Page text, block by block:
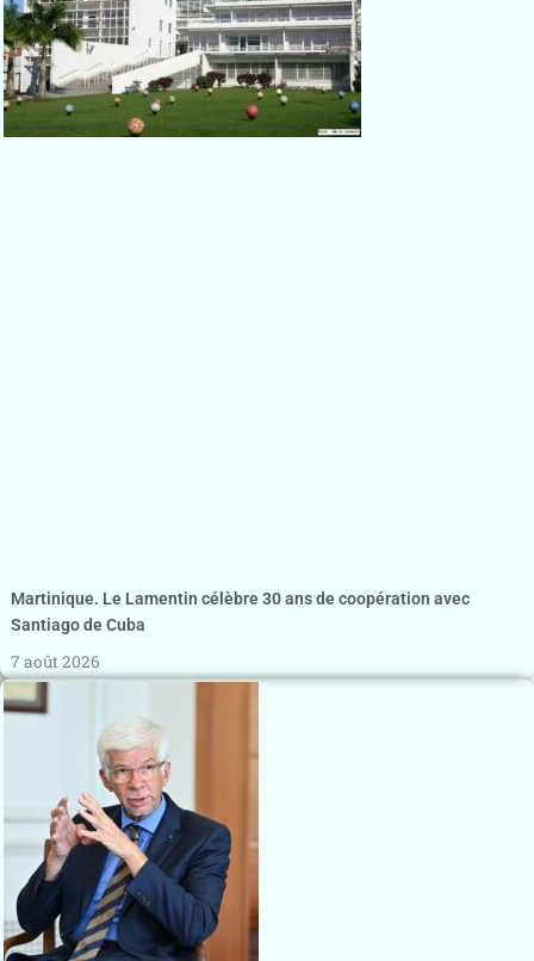
Martinique. Le Lamentin célèbre 30 ans de coopération avec
Santiago de Cuba
7 août 2026